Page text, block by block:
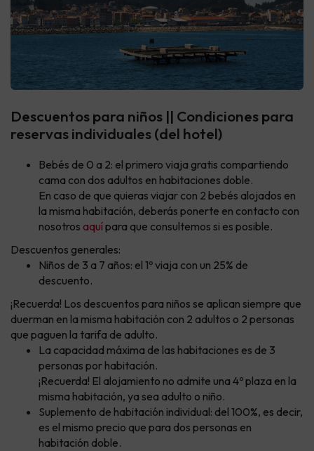
Descuentos para niños || Condiciones para
reservas individuales (del hotel)
Bebés de 0 a 2: el primero viaja gratis compartiendo
cama con dos adultos en habitaciones doble.
En caso de que quieras viajar con 2 bebés alojados en
la misma habitación, deberás ponerte en contacto con
nosotros aquípara que consultemos si es posible.
Descuentos generales:
Niños de 3 a 7 años: el 1º viaja con un 25% de
descuento.
¡Recuerda! Los descuentos para niños se aplican siempre que
duerman en la misma habitación con 2 adultos o 2 personas
que paguen la tarifa de adulto.
La capacidad máxima de las habitaciones es de 3
personas por habitación.
¡Recuerda! El alojamiento no admite una 4º plaza en la
misma habitación, ya sea adulto o niño.
Suplemento de habitación individual: del 100%, es decir,
es el mismo precio que para dos personas en
habitación doble.